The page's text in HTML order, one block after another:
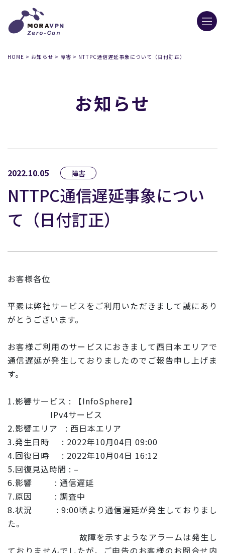
HOME > お知らせ > 障害 > NTTPC通信遅延事象について（日付訂正）
お知らせ
2022.10.05 障害
NTTPC通信遅延事象につい
て（日付訂正）
お客様各位
平素は弊社サービスをご利用いただきまして誠にあり
がとうございます。
お客様ご利用のサービスにおきまして西日本エリアで
通信遅延が発生しておりましたのでご報告申し上げま
す。
1.影響サービス : 【InfoSphere】
IPv4サービス
2.影響エリア : 西日本エリア
3.発生日時 : 2022年10月04日 09:00
4.回復日時 : 2022年10月04日 16:12
5.回復見込時間 : –
6.影響 : 通信遅延
7.原因 : 調査中
8.状況 : 9:00頃より通信遅延が発生しておりまし
た。
故障を示すようなアラームは発生し
ておりませんでしたが、ご申告のお客様のお問合せ内